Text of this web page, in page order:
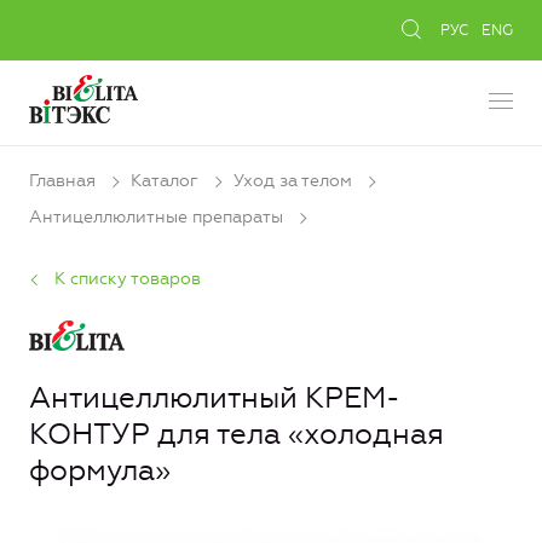
РУС ENG
Главная Каталог
Уход за телом
Антицеллюлитные препараты
К списку товаров
Антицеллюлитный КРЕМ-
КОНТУР для тела «холодная
формула»